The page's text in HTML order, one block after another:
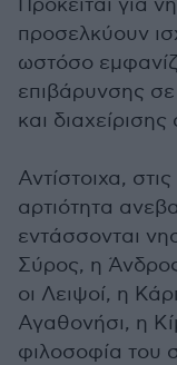
Πρόκειται για
προσελκύουν
ωστόσο
επιβάρυνσης
και
Αντίστοιχα,
αρτιότητα
εντάσσονται
Σύρος, η
οι Λειψοί, η
Αγαθονήσι, η
φιλοσοφία του